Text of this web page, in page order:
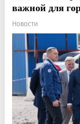
важной для
Новости